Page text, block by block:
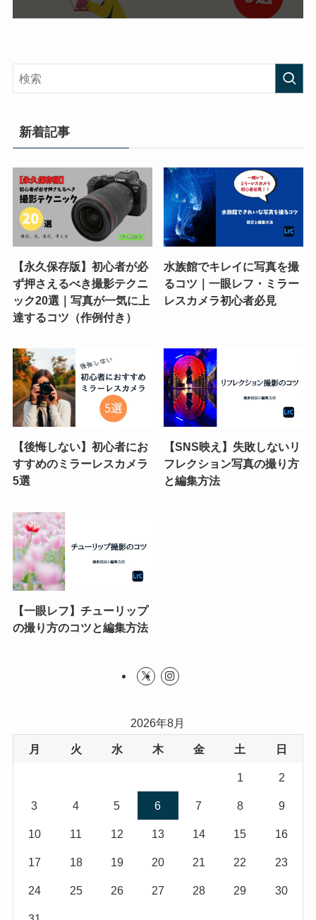
新着記事
【永久保存版】初心者が必
ず押さえるべき撮影テクニ
ック20選｜写真が一気に上
達するコツ（作例付き）
水族館でキレイに写真を撮
るコツ｜一眼レフ・ミラー
レスカメラ初心者必見
【後悔しない】初心者にお
すすめのミラーレスカメラ
5選
【SNS映え】失敗しないリ
フレクション写真の撮り方
と編集方法
【一眼レフ】チューリップ
の撮り方のコツと編集方法
2026年8月
月 火 水 木 金 土 日
1 2
3 4 5 6 7 8 9
10 11 12 13 14 15 16
17 18 19 20 21 22 23
24 25 26 27 28 29 30